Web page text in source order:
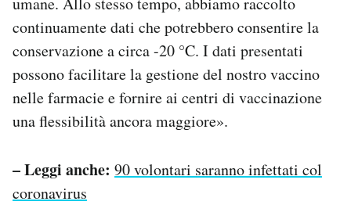
continuamente dati che potrebbero consentire la
conservazione a circa -20 °C. I dati presentati
possono facilitare la gestione del nostro vaccino
nelle farmacie e fornire ai centri di vaccinazione
una flessibilità ancora maggiore».
– Leggi anche: 90 volontari saranno infettati col
coronavirus